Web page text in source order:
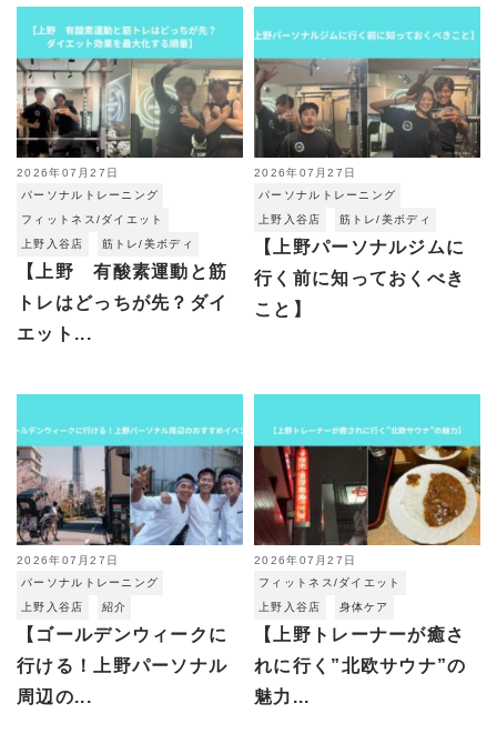
2026年07月27日
パーソナルトレーニング
フィットネス/ダイエット
上野入谷店
筋トレ/美ボディ
【上野 有酸素運動と筋
トレはどっちが先？ダイ
エット...
2026年07月27日
パーソナルトレーニング
上野入谷店
筋トレ/美ボディ
【上野パーソナルジムに
行く前に知っておくべき
こと】
2026年07月27日
パーソナルトレーニング
上野入谷店
紹介
【ゴールデンウィークに
行ける！上野パーソナル
周辺の...
2026年07月27日
フィットネス/ダイエット
上野入谷店
身体ケア
【上野トレーナーが癒さ
れに行く”北欧サウナ”の
魅力...